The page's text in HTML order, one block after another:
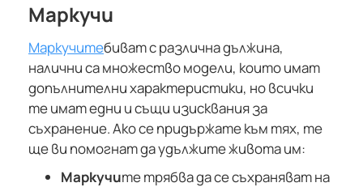
Маркучи
Маркучитебиват с различна дължина,
налични са множество модели, които имат
допълнителни характеристики, но всички
те имат едни и същи изисквания за
съхранение. Ако се придържате към тях, те
ще ви помогнат да удължите живота им:
Маркучите трябва да се съхраняват на